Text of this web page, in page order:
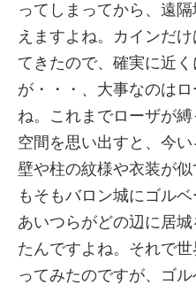
ってしまってから、遠
えますよね。カインだ
てきたので、確実に近
が・・・、大事なのは
ね。これまでローザが
空間を思い出すと、今
壁や柱の紋様や衣装が
もそもバロン城にゴル
あいつらがどの辺に居
たんですよね。それで
ってみたのですが、ゴ